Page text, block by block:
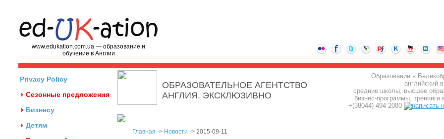
www.edukation.com.ua — образование и
обучение в Англии
Privacy Policy
Сезонные предложения
Бизнесу
Детям
ОБРАЗОВАТЕЛЬНОЕ АГЕНТСТВО
АНГЛИЯ. ЭКСКЛЮЗИВНО
Образование в
английский
средние школы, высшее
бизнес-программы, тренинги
+(38044) 494 2080
Главная -> Новости -> 2015-09-11